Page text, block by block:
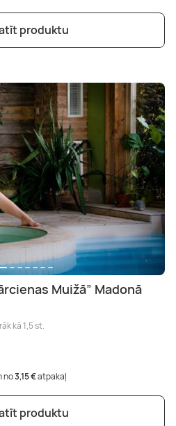
produktu
Muižā” Madonā
kā 1,5 st.
no3,15 €atpakaļ
produktu